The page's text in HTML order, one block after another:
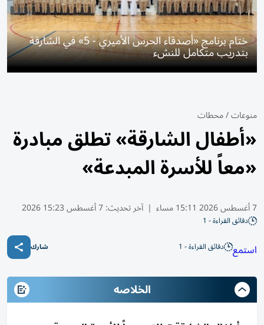
ختام برنامج «أصدقاء الحرس الأميري - 5» في الشارقة
بتدريب متكامل للنشء
منوعات/محطات
«أطفال الشارقة» تطلق مبادرة
«معاً للأسرة المبدعة»
7 أغسطس 2026 15:11 مساء | آخر تحديث:7 أغسطس 15:23 2026
دقائق القراءة - 1
استمع دقائق القراءة - 1 شارك
الخلاصه